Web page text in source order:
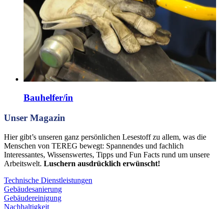
Bauhelfer/in
Unser Magazin
Hier gibt’s unseren ganz persönlichen Lesestoff zu allem, was die
Menschen von TEREG bewegt: Spannendes und fachlich
Interessantes, Wissenswertes, Tipps und Fun Facts rund um unsere
Arbeitswelt. Luschern ausdrücklich erwünscht!
Technische Dienstleistungen
Gebäudesanierung
Gebäudereinigung
Nachhaltigkeit